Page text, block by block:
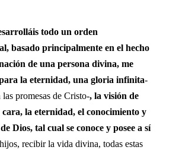
todo un orden
basado principalmente en el hecho
de una persona divina, me
la eternidad, una gloria infinita-
promesas de Cristo-, la visión de
cara, la eternidad, el conocimiento y
Dios, tal cual se conoce y posee a sí
recibir la vida divina, todas estas